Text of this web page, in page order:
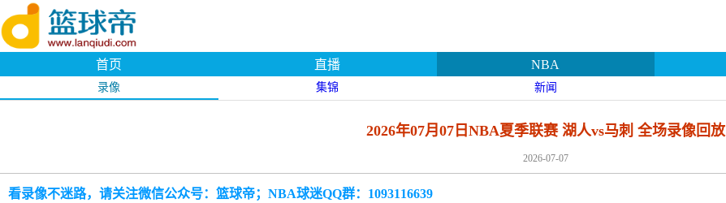
首页 直播 NBA
录像 集锦 新闻
2026年07月07日NBA夏季联赛 湖人vs马刺 全场录像回放
2026-07-07
看录像不迷路，请关注微信公众号：篮球帝；NBA球迷QQ群：1093116639